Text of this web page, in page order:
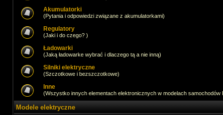
Akumulatorki
(Pytania i odpowiedzi związane z akumulatorkami)
Regulatory
(Jaki i do czego? )
Ładowarki
(Jaką ładowarke wybrać i dlaczego tą a nie inną)
Silniki elektryczne
(Szczotkowe i bezszczotkowe)
Inne
(Wszystko innych elementach elektronicznych w modelach samochodów
Modele elektryczne